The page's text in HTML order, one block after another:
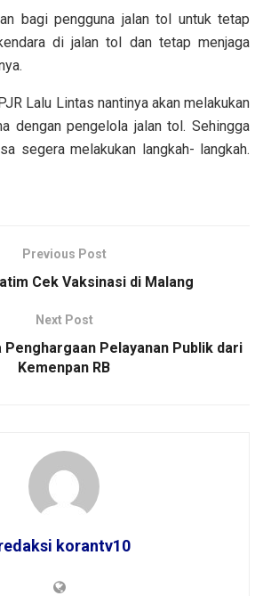
bagi pengguna jalan tol untuk tetap
di jalan tol dan tetap menjaga
Lalu Lintas nantinya akan melakukan
dengan pengelola jalan tol. Sehingga
segera melakukan langkah- langkah.
Previous Post
Cek Vaksinasi di Malang
Next Post
Pelayanan Publik dari
Kemenpan RB
korantv10